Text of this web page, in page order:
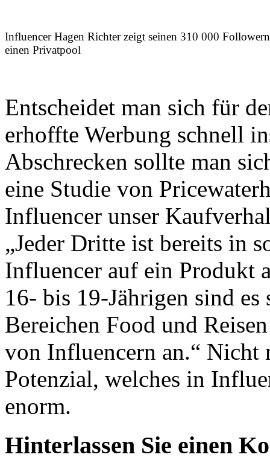
Influencer Hagen Richter zeigt seinen 310 000 Followern
einen Privatpool
Entscheidet man sich für
erhoffte Werbung schnell
Abschrecken sollte man
eine Studie von
Influencer unser
„Jeder Dritte ist bereits in
Influencer auf ein Produkt
16- bis 19-Jährigen sind
Bereichen Food und
von Influencern an.“ Nicht
Potenzial, welches in
enorm.
Hinterlassen Sie einen